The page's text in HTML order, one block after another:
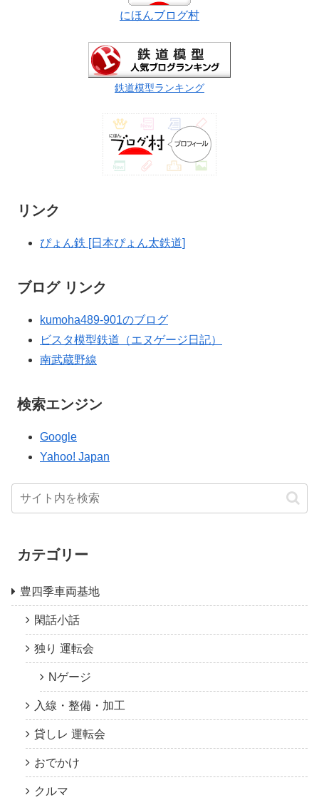
にほんブログ村
鉄道模型ランキング
リンク
ぴょん鉄 [日本ぴょん太鉄道]
ブログ リンク
kumoha489-901のブログ
ビスタ模型鉄道（エヌゲージ日記）
南武蔵野線
検索エンジン
Google
Yahoo! Japan
カテゴリー
豊四季車両基地
閑話小話
独り 運転会
Nゲージ
入線・整備・加工
貸しレ 運転会
おでかけ
クルマ